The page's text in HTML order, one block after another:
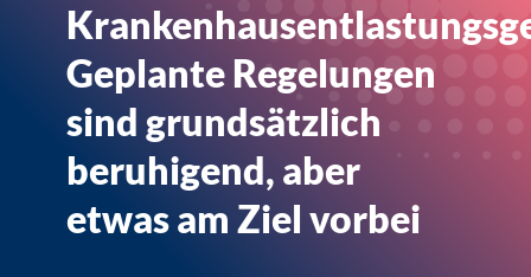
Geplante Regelungen
sind grundsätzlich
beruhigend, aber
etwas am Ziel vorbei